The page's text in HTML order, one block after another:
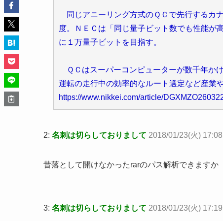
同じアニーリング方式のＱＣで先行するカ
度。ＮＥＣは「同じ量子ビット数でも性能が
に１万量子ビットを目指す。
ＱＣはスーパーコンピューターが数千年か
運転の走行中の効率的なルート選定など産業
https://www.nikkei.com/article/
2: 名刺は切らしておりまして 2018/01/23(火)
昔落として開けなかったrarのパス解析できますか
3: 名刺は切らしておりまして 2018/01/23(火)